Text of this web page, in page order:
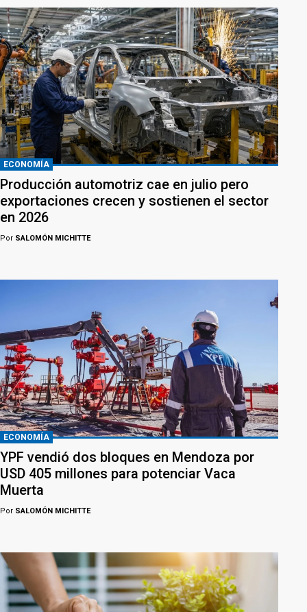
ECONOMÍA
Producción automotriz cae en julio pero
exportaciones crecen y sostienen el sector
en 2026
Por SALOMÓN MICHITTE
ECONOMÍA
YPF vendió dos bloques en Mendoza por
USD 405 millones para potenciar Vaca
Muerta
Por SALOMÓN MICHITTE